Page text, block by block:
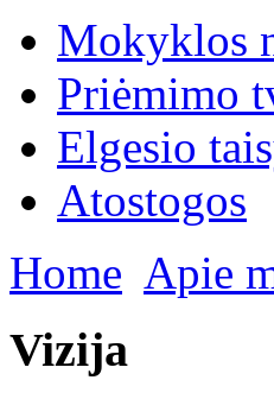
Mokyklos
Priėmimo
Elgesio
Atostogos
Home Apie
Vizija